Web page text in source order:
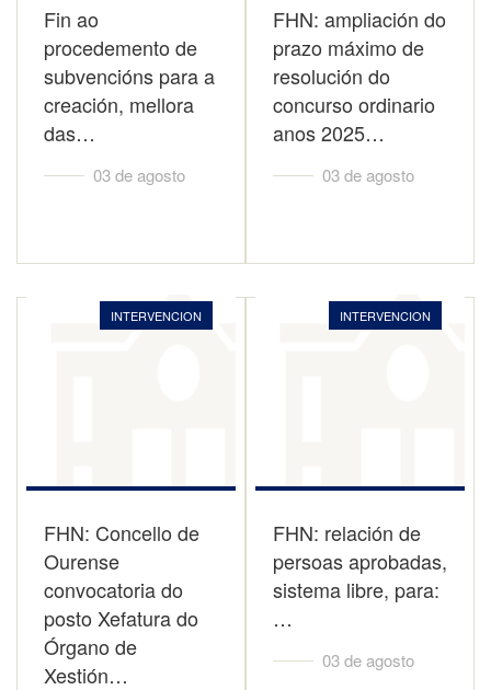
Fin ao
procedemento de
subvencións para a
creación, mellora
das…
03 de agosto
FHN: ampliación do
prazo máximo de
resolución do
concurso ordinario
anos 2025…
03 de agosto
INTERVENCION
FHN: Concello de
Ourense
convocatoria do
posto Xefatura do
Órgano de
Xestión…
INTERVENCION
FHN: relación de
persoas aprobadas,
sistema libre, para:
…
03 de agosto